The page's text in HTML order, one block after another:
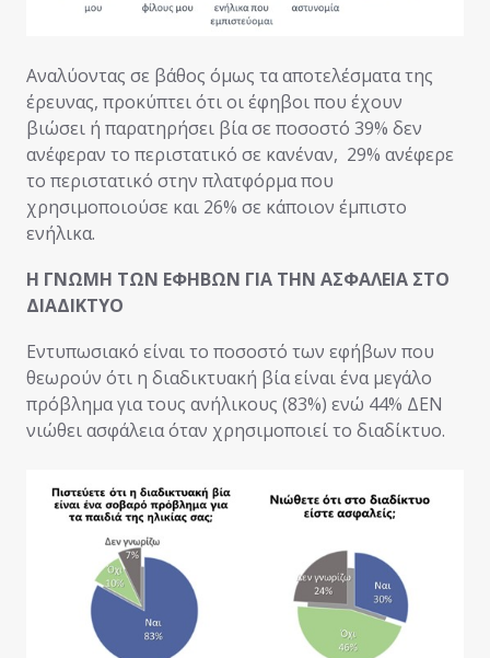
Αναλύοντας σε βάθος όμως τα αποτελέσματα της
έρευνας, προκύπτει ότι οι έφηβοι που έχουν
βιώσει ή παρατηρήσει βία σε ποσοστό 39% δεν
ανέφεραν το περιστατικό σε κανέναν, 29% ανέφερε
το περιστατικό στην πλατφόρμα που
χρησιμοποιούσε και 26% σε κάποιον έμπιστο
ενήλικα.
Η ΓΝΩΜΗ ΤΩΝ ΕΦΗΒΩΝ ΓΙΑ ΤΗΝ ΑΣΦΑΛΕΙΑ ΣΤΟ
ΔΙΑΔΙΚΤΥΟ
Εντυπωσιακό είναι το ποσοστό των εφήβων που
θεωρούν ότι η διαδικτυακή βία είναι ένα μεγάλο
πρόβλημα για τους ανήλικους (83%) ενώ 44% ΔΕΝ
νιώθει ασφάλεια όταν χρησιμοποιεί το διαδίκτυο.